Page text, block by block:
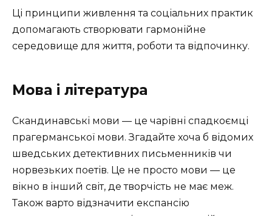
Ці принципи живлення та соціальних практик
допомагають створювати гармонійне
середовище для життя, роботи та відпочинку.
Мова і література
Скандинавські мови — це чарівні спадкоємці
прагерманської мови. Згадайте хоча б відомих
шведських детективних письменників чи
норвезьких поетів. Це не просто мови — це
вікно в інший світ, де творчість не має меж.
Також варто відзначити експансію